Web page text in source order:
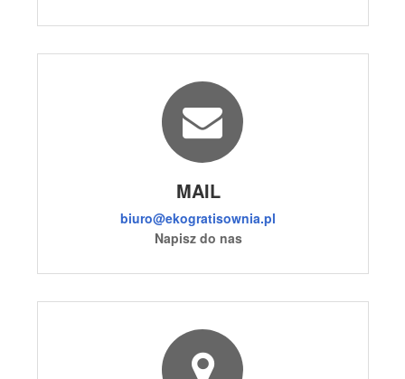
MAIL
biuro@ekogratisownia.pl
Napisz do nas